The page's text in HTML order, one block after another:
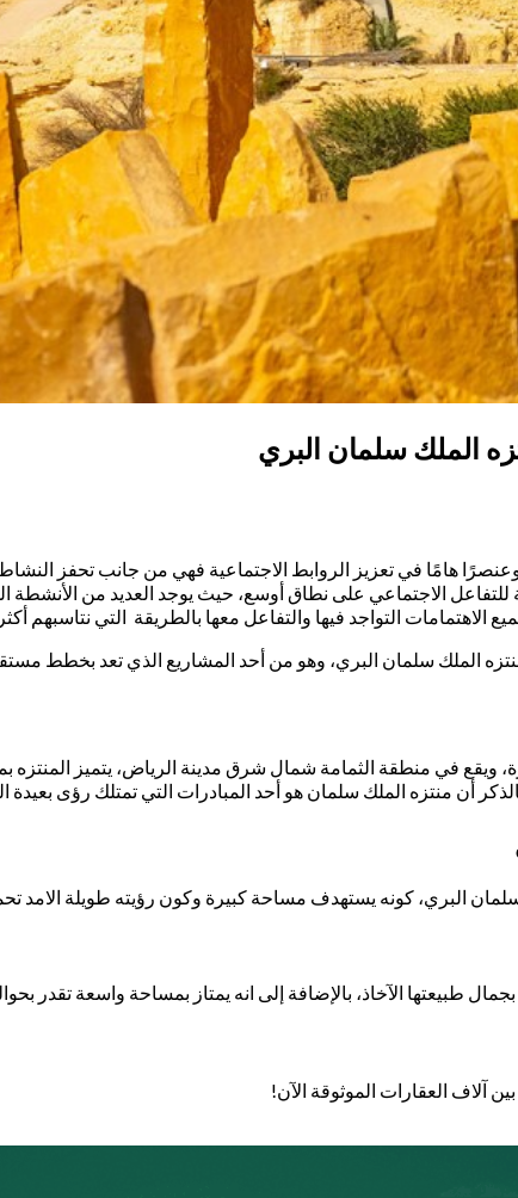
الملك سلمان البري
هامًا في تعزيز الروابط الاجتماعية فهي من جانب تحفز
الاجتماعي على نطاق أوسع، حيث يوجد العديد من
التواجد فيها والتفاعل معها بالطريقة التي نتاسبهم
الملك سلمان البري، وهو من أحد المشاريع الذي تعد بخطط
في منطقة الثمامة شمال شرق مدينة الرياض، يتميز المنتزه
الملك سلمان هو أحد المبادرات التي تمتلك رؤى بعيدة المدى لعام 2030، مما
البري، كونه يستهدف مساحة كبيرة وكون رؤيته طويلة الامد
يمتاز بمساحة واسعة تقدر بحوالي 3.4 مليون متر مربع، مما يجعله واحدًا من أكبر المنتزهات في المملكة السعودية
آلاف العقارات الموثوقة الآن!